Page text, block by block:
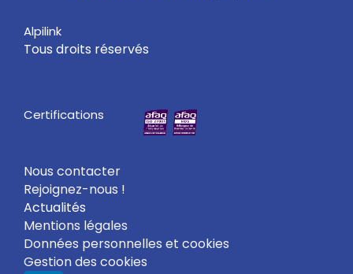
Alpilink
Tous droits réservés
Certifications
Nous contacter
Rejoignez-nous !
Actualités
Mentions légales
Données personnelles et cookies
Gestion des cookies